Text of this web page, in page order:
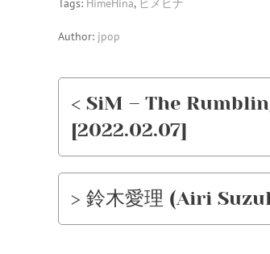
Tags: HimeHina, ヒメヒナ
Author: jpop
< SiM – The
[2022.02.07]
> 鈴木愛理 (Airi